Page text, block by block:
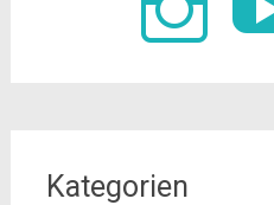
Kategorien